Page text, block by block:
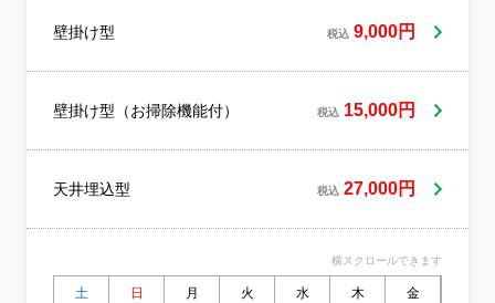
壁掛け型 税込 9,000円
壁掛け型（お掃除機能付） 税込 15,000円
天井埋込型 税込 27,000円
横スクロールできます
土 日 月 火 水 木 金